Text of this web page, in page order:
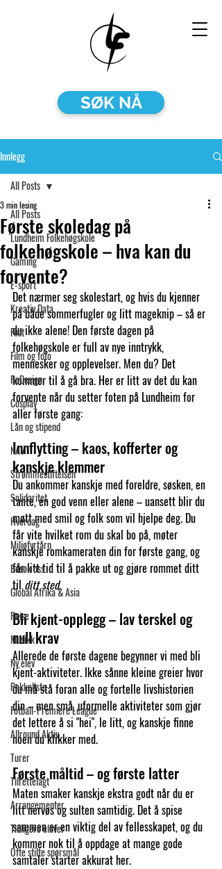
SØK NÅ
Innlegg
All Posts
Lundheim Folkehøgskole
Gaming
E-sport
Kreativ Data
FixIt
Film og foto
ReDesign
Cosplay
Lån og stipend
NAV
Strømmestiftelsen
Solidaritet
Hverdag
Miljøfyrtårn
Besøk oss
Global Afrika & Asia
Reise
Musikk
Ny elev
Pakkeliste
Fotball-Premiere League
Allround Aktiv
Turer
Tilrettelagt
Arrangementer
Tidligere elever
Ofte stilte spørsmål
All Posts
Første skoledag på
folkehøgskole – hva kan du
forvente?
3 min lesing
Det nærmer seg skolestart, og hvis du kjenner
på både sommerfugler og litt mageknip – så er
du ikke alene! Den første dagen på
folkehøgskole er full av nye inntrykk,
mennesker og opplevelser. Men du? Det
kommer til å gå bra. Her er litt av det du kan
forvente når du setter foten på Lundheim for
aller første gang:
Innflytting – kaos, kofferter og
kanskje klemmer
Du ankommer kanskje med foreldre, søsken, en
tante, en god venn eller alene – uansett blir du
møtt med smil og folk som vil hjelpe deg. Du
får vite hvilket rom du skal bo på, møter
kanskje romkameraten din for første gang, og
får litt tid til å pakke ut og gjøre rommet ditt
til ditt sted.
Bli kjent-opplegg – lav terskel og
null krav
Allerede de første dagene begynner vi med bli
kjent-aktiviteter. Ikke sånne kleine greier hvor
du må stå foran alle og fortelle livshistorien
din – men små, uformelle aktiviteter som gjør
det lettere å si "hei", le litt, og kanskje finne
noen du klikker med.
Første måltid – og første latter
Maten smaker kanskje ekstra godt når du er
litt nervøs og sulten samtidig. Det å spise
sammen er en viktig del av fellesskapet, og du
kommer nok til å oppdage at mange gode
samtaler starter akkurat her.